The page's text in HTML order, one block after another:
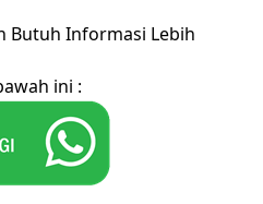
Butuh Informasi Lebih
ini :